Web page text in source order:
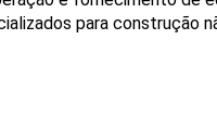
para construção